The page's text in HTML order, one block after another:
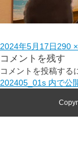
2024年5月17日290
コメントを残す
コメントを投稿する
202405_01s 内で公